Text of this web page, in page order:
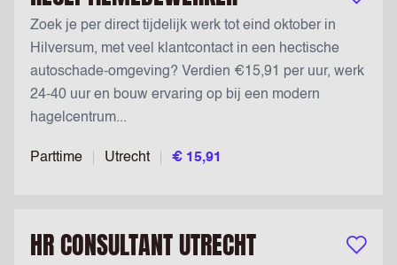
Bewaar
Parttime Utrecht € 15,91
Zoek je per direct tijdelijk werk tot eind oktober in
Hilversum, met veel klantcontact in een hectische
autoschade-omgeving? Verdien €15,91 per uur, werk
24-40 uur en bouw ervaring op bij een modern
hagelcentrum...
HR CONSULTANT UTRECHT Bewaar